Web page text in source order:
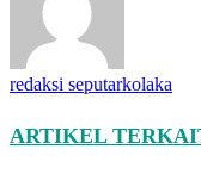
redaksi seputarkolaka
ARTIKEL